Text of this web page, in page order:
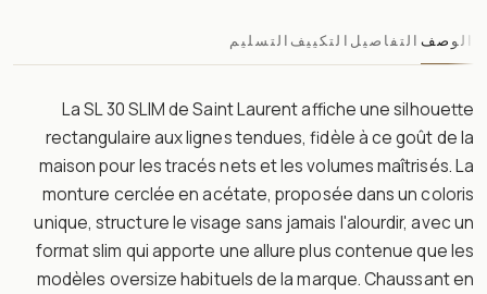
الوصف التفاصيل التكييف التسليم
La SL 30 SLIM de Saint Laurent affiche une silhouette
rectangulaire aux lignes tendues, fidèle à ce goût de la
maison pour les tracés nets et les volumes maîtrisés. La
monture cerclée en acétate, proposée dans un coloris
unique, structure le visage sans jamais l'alourdir, avec un
format slim qui apporte une allure plus contenue que les
modèles oversize habituels de la marque. Chaussant en